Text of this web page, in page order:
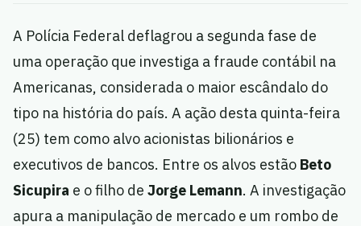
A Polícia Federal deflagrou a segunda fase de
uma operação que investiga a fraude contábil na
Americanas, considerada o maior escândalo do
tipo na história do país. A ação desta quinta-feira
(25) tem como alvo acionistas bilionários e
executivos de bancos. Entre os alvos estão Beto
Sicupira e o filho de Jorge Lemann. A investigação
apura a manipulação de mercado e um rombo de